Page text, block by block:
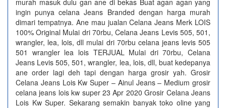
murah masuk dulu gan ane di bekas Buat agan agan yang
ingin punya celana Jeans Branded dengan harga murah
dimari tempatnya. Ane mau jualan Celana Jeans Merk LOIS
100% Original Mulai dri 70rbu, Celana Jeans Levis 505, 501,
wrangler, lea, lois, dll mulai dri 70rbu celana jeans levis 505
501 wrangler lea lois TERJUAL Mulai dri 70rbu, Celana
Jeans Levis 505, 501, wrangler, lea, lois, dll, buat kedepanya
ane order lagi deh tapi dengan harga grosir yah. Grosir
Celana Jeans Lois Kw Super – Ainul Jeans – Medium grosir
celana jeans lois kw super 23 Apr 2020 Grosir Celana Jeans
Lois Kw Super. Sekarang semakin banyak toko oline yang